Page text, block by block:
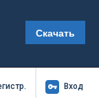
Скачать
. Вход